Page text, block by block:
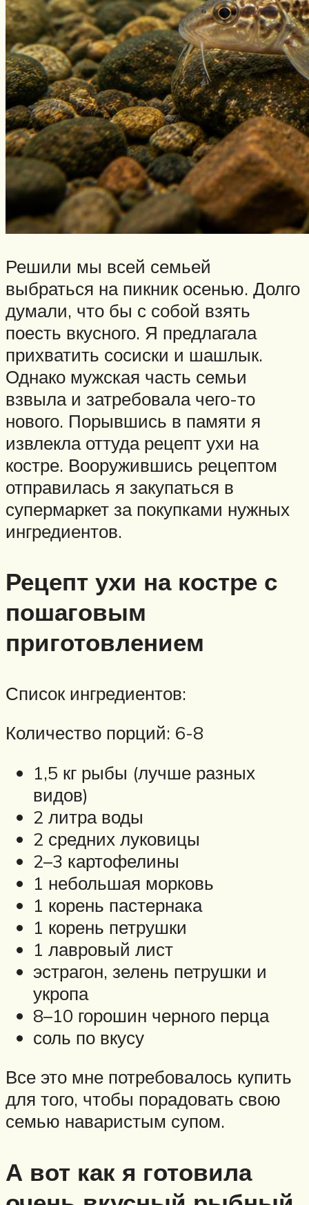
Решили мы всей семьей
выбраться на пикник осенью. Долго
думали, что бы с собой взять
поесть вкусного. Я предлагала
прихватить сосиски и шашлык.
Однако мужская часть семьи
взвыла и затребовала чего-то
нового. Порывшись в памяти я
извлекла оттуда рецепт ухи на
костре. Вооружившись рецептом
отправилась я закупаться в
супермаркет за покупками нужных
ингредиентов.
Рецепт ухи на костре с
пошаговым
приготовлением
Список ингредиентов:
Количество порций: 6-8
1,5 кг рыбы (лучше разных
видов)
2 литра воды
2 средних луковицы
2–3 картофелины
1 небольшая морковь
1 корень пастернака
1 корень петрушки
1 лавровый лист
эстрагон, зелень петрушки и
укропа
8–10 горошин черного перца
соль по вкусу
Все это мне потребовалось купить
для того, чтобы порадовать свою
семью наваристым супом.
А вот как я готовила